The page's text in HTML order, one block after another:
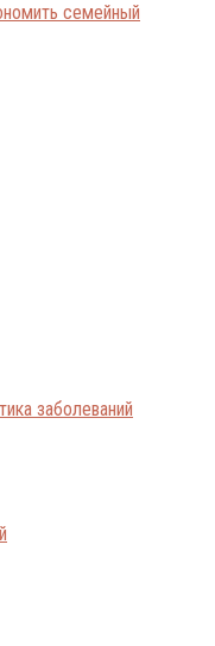
семейный
заболеваний